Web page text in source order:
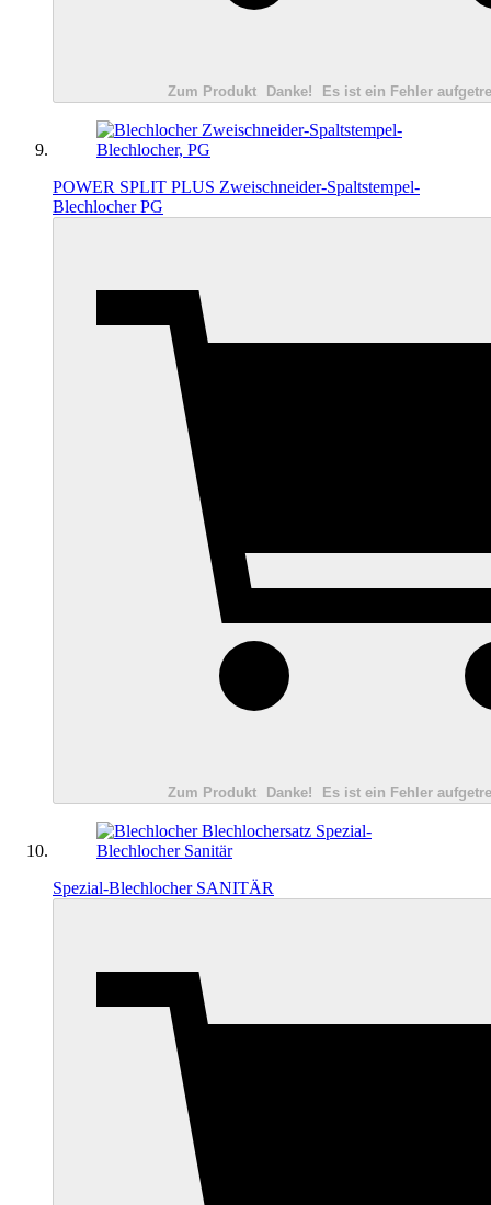
Zum Produkt Danke! Es ist ein Fehler
POWER SPLIT PLUS Zweischneider-Spaltstempel-
Blechlocher PG
Zum Produkt Danke! Es ist ein Fehler
Spezial-Blechlocher SANITÄR